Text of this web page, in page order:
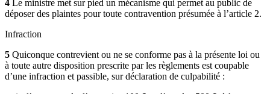
4 Le ministre met sur pied un mécanisme qui permet au public de
déposer des plaintes pour toute contravention présumée à l’article 2.
Infraction
5 Quiconque contrevient ou ne se conforme pas à la présente loi ou
à toute autre disposition prescrite par les règlements est coupable
d’une infraction et passible, sur déclaration de culpabilité :